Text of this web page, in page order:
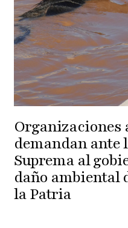
Organizaciones
demandan ante
Suprema al
daño ambiental
la Patria